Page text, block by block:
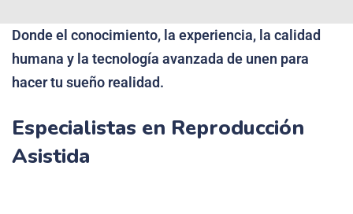
Donde el conocimiento, la experiencia, la calidad
humana y la tecnología avanzada de unen para
hacer tu sueño realidad.
Especialistas en Reproducción
Asistida